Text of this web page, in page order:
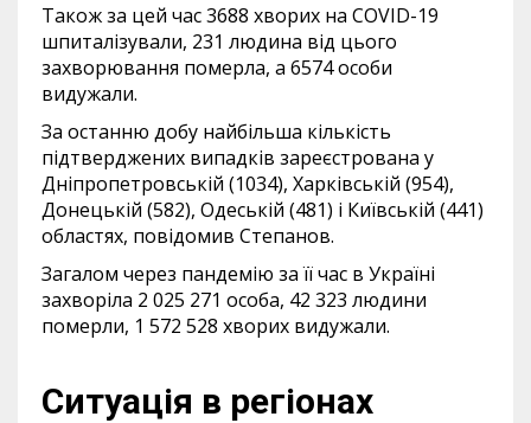
Також за цей час 3688 хворих на COVID-19
шпиталізували, 231 людина від цього
захворювання померла, а 6574 особи
видужали.
За останню добу найбільша кількість
підтверджених випадків зареєстрована у
Дніпропетровській (1034), Харківській (954),
Донецькій (582), Одеській (481) і Київській (441)
областях, повідомив Степанов.
Загалом через пандемію за її час в Україні
захворіла 2 025 271 особа, 42 323 людини
померли, 1 572 528 хворих видужали.
Ситуація в регіонах